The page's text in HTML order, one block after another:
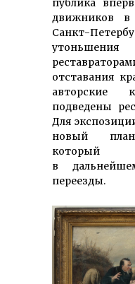
публика
движ­ников в
Санкт-
отставания
авторские
подведены
Для
новый
который
в
переезды.